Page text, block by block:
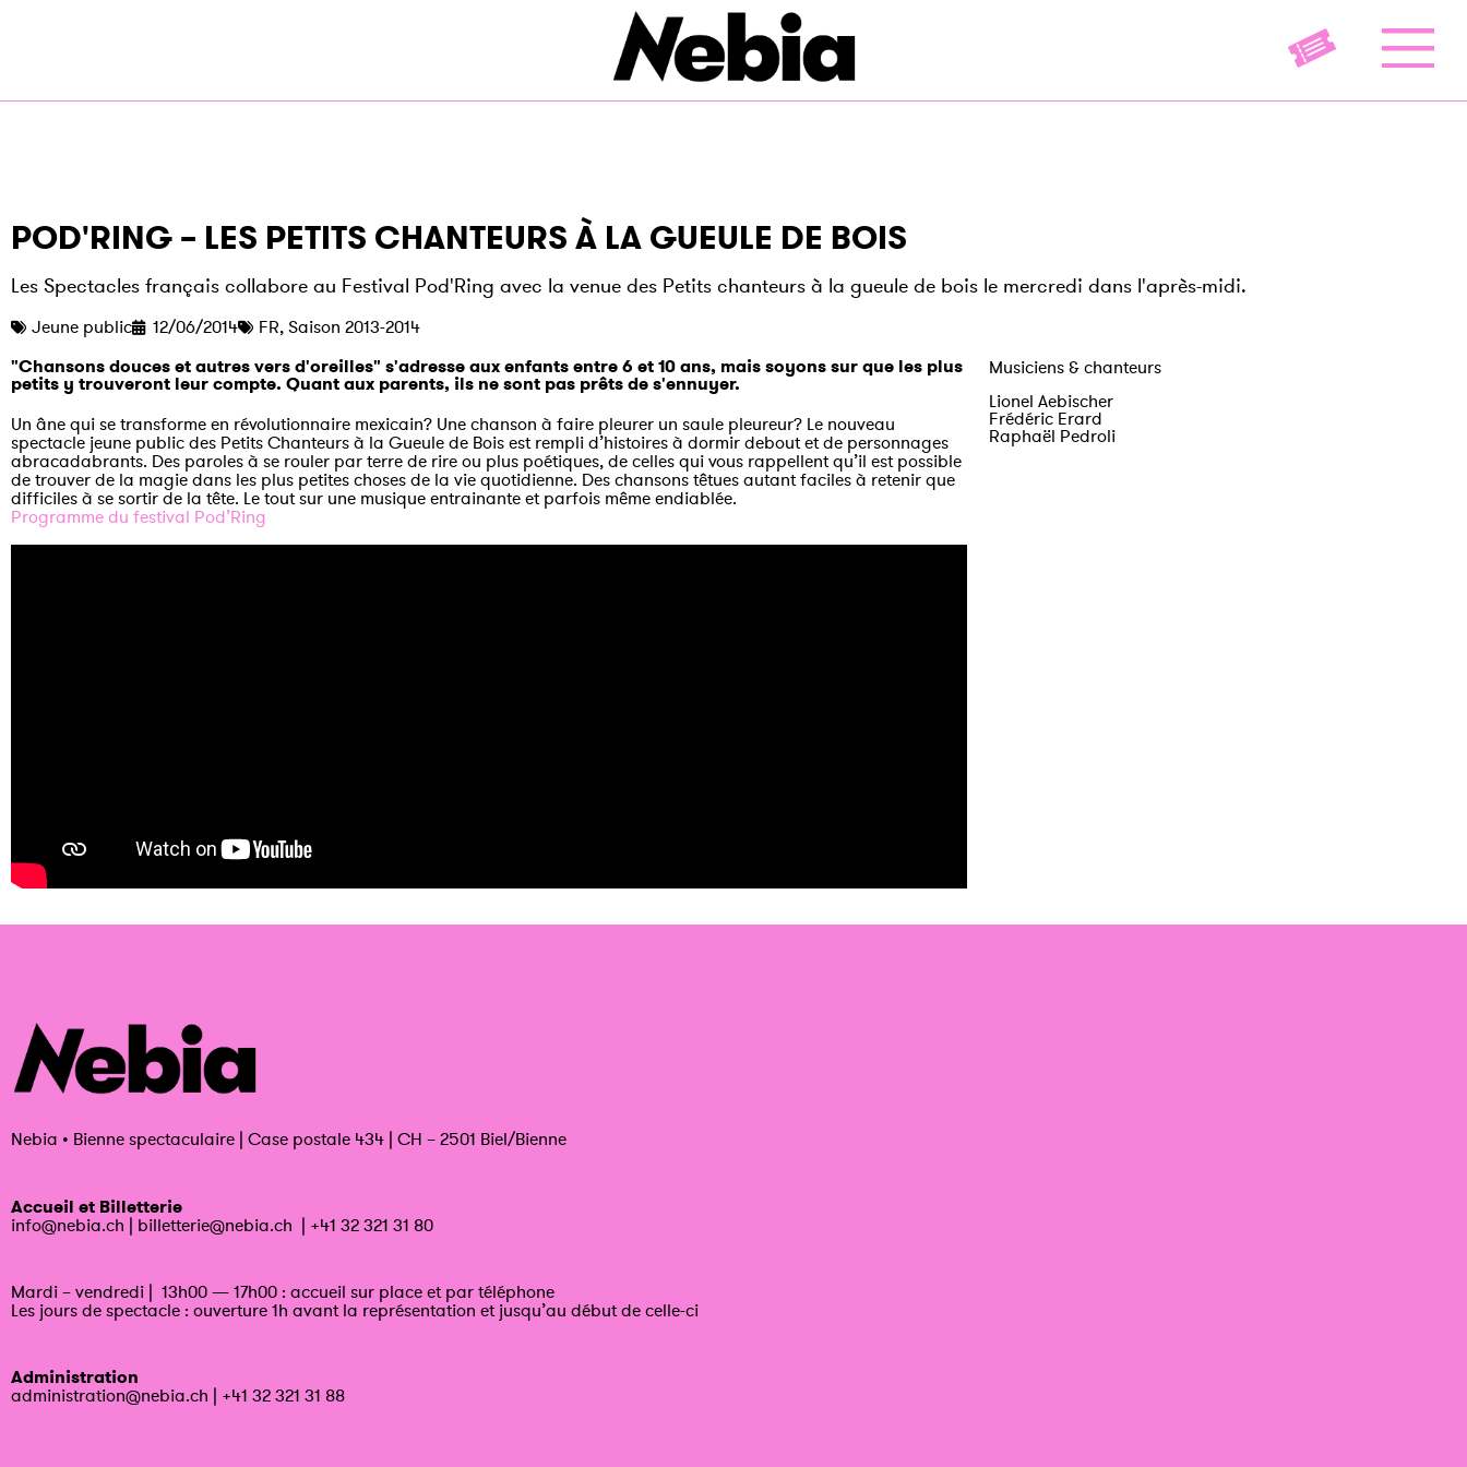
POD'RING – LES PETITS CHANTEURS À LA GUEULE DE BOIS
Les Spectacles français collabore au Festival Pod'Ring avec la venue des Petits chanteurs à la gueule de bois le mercredi dans l'après-midi.
Jeune public 12/06/2014 FR, Saison 2013-2014
"Chansons douces et autres vers d'oreilles" s'adresse aux enfants entre 6 et 10 ans, mais soyons sur que les plus
petits y trouveront leur compte. Quant aux parents, ils ne sont pas prêts de s'ennuyer.
Un âne qui se transforme en révolutionnaire mexicain? Une chanson à faire pleurer un saule pleureur? Le nouveau
spectacle jeune public des Petits Chanteurs à la Gueule de Bois est rempli d’histoires à dormir debout et de personnages
abracadabrants. Des paroles à se rouler par terre de rire ou plus poétiques, de celles qui vous rappellent qu’il est possible
de trouver de la magie dans les plus petites choses de la vie quotidienne. Des chansons têtues autant faciles à retenir que
difficiles à se sortir de la tête. Le tout sur une musique entrainante et parfois même endiablée.
Programme du festival Pod’Ring
Musiciens & chanteurs
Lionel Aebischer
Frédéric Erard
Raphaël Pedroli
Nebia • Bienne spectaculaire | Case postale 434 | CH – 2501 Biel/Bienne
Accueil et Billetterie
info@nebia.ch | billetterie@nebia.ch | +41 32 321 31 80
Mardi – vendredi | 13h00 — 17h00 : accueil sur place et par téléphone
Les jours de spectacle : ouverture 1h avant la représentation et jusqu’au début de celle-ci
Administration
administration@nebia.ch | +41 32 321 31 88